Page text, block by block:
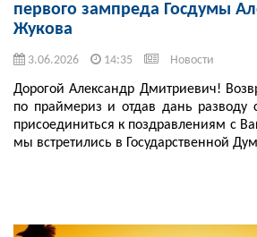
первого зампреда Госдумы
Жукова
3.06.2026 14:35 Новости
Дорогой Александр Дмитриевич!
по праймериз и отдав дань
присоединиться к поздравлениям с
мы встретились в Государственной